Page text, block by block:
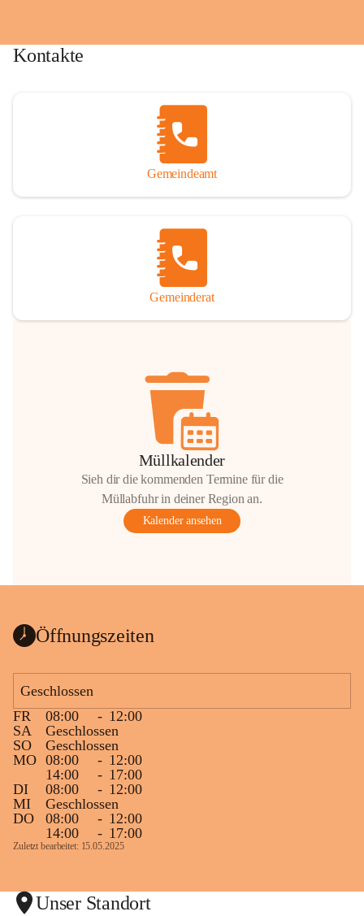
Kontakte
Gemeindeamt
Gemeinderat
Müllkalender
Sieh dir die kommenden Termine für die
Müllabfuhr in deiner Region an.
Kalender ansehen
Öffnungszeiten
Geschlossen
FR
08:00 - 12:00
SA
Geschlossen
SO
Geschlossen
MO 08:00 - 12:00
14:00
- 17:00
DI
08:00 - 12:00
MI
Geschlossen
DO
08:00 - 12:00
14:00
- 17:00
Zuletzt bearbeitet: 15.05.2025
Unser Standort